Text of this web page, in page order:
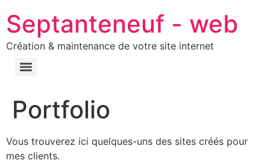
Septanteneuf - web
Création & maintenance de votre site internet
Portfolio
Vous trouverez ici quelques-uns des sites créés pour
mes clients.